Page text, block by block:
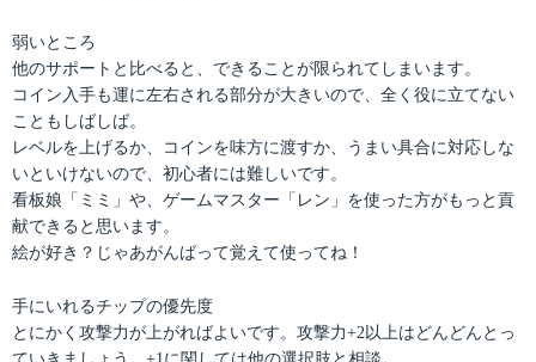
弱いところ
他のサポートと比べると、できることが限られてしまいます。
コイン入手も運に左右される部分が大きいので、全く役に立てない
こともしばしば。
レベルを上げるか、コインを味方に渡すか、うまい具合に対応しな
いといけないので、初心者には難しいです。
看板娘「ミミ」や、ゲームマスター「レン」を使った方がもっと貢
献できると思います。
絵が好き？じゃあがんばって覚えて使ってね！
手にいれるチップの優先度
とにかく攻撃力が上がればよいです。攻撃力+2以上はどんどんとっ